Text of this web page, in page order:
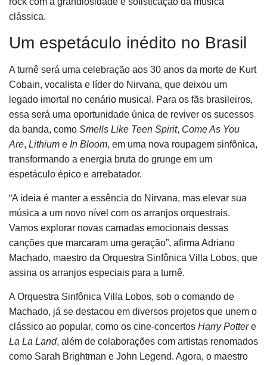
clássica.
Um espetáculo inédito no Brasil
A turnê será uma celebração aos 30 anos da morte de Kurt
Cobain, vocalista e líder do Nirvana, que deixou um
legado imortal no cenário musical. Para os fãs brasileiros,
essa será uma oportunidade única de reviver os sucessos
da banda, como Smells Like Teen Spirit, Come As You
Are, Lithium e In Bloom, em uma nova roupagem sinfônica,
transformando a energia bruta do grunge em um
espetáculo épico e arrebatador.
“A ideia é manter a essência do Nirvana, mas elevar sua
música a um novo nível com os arranjos orquestrais.
Vamos explorar novas camadas emocionais dessas
canções que marcaram uma geração”, afirma Adriano
Machado, maestro da Orquestra Sinfônica Villa Lobos, que
assina os arranjos especiais para a turnê.
A Orquestra Sinfônica Villa Lobos, sob o comando de
Machado, já se destacou em diversos projetos que unem o
clássico ao popular, como os cine-concertos Harry Pottere
La La Land, além de colaborações com artistas renomados
como Sarah Brightman e John Legend. Agora, o maestro